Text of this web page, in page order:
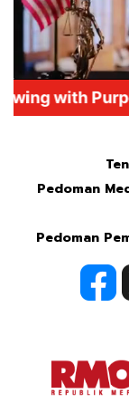
Pedoman
Pedoman